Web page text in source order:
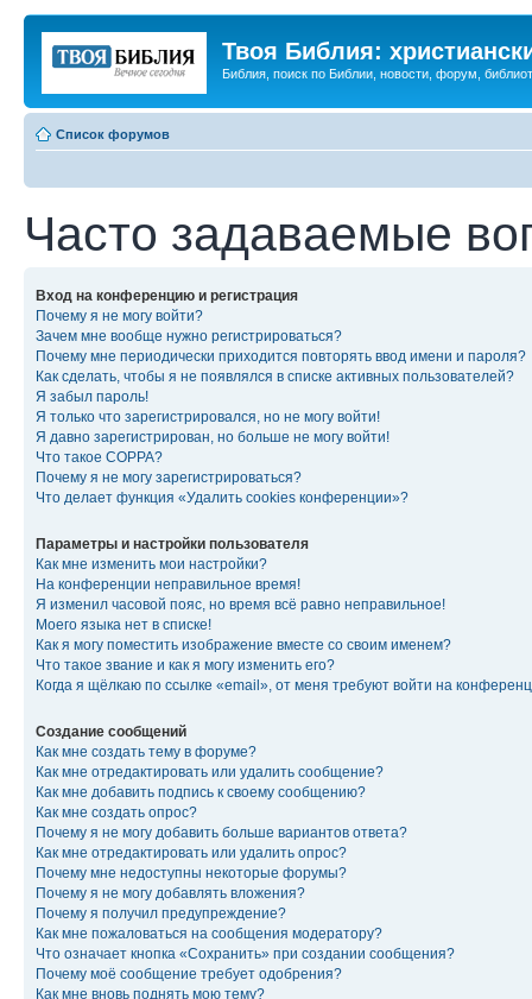
Твоя Библия:
Библия, поиск по Библии, новости, форум,
Список форумов
Часто задаваемые
Вход на конференцию и регистрация
Почему я не могу войти?
Зачем мне вообще нужно регистрироваться?
Почему мне периодически приходится повторять ввод имени и пароля?
Как сделать, чтобы я не появлялся в списке активных пользователей?
Я забыл пароль!
Я только что зарегистрировался, но не могу войти!
Я давно зарегистрирован, но больше не могу войти!
Что такое COPPA?
Почему я не могу зарегистрироваться?
Что делает функция «Удалить cookies конференции»?
Параметры и настройки пользователя
Как мне изменить мои настройки?
На конференции неправильное время!
Я изменил часовой пояс, но время всё равно неправильное!
Моего языка нет в списке!
Как я могу поместить изображение вместе со своим именем?
Что такое звание и как я могу изменить его?
Когда я щёлкаю по ссылке «email», от меня требуют войти на
Создание сообщений
Как мне создать тему в форуме?
Как мне отредактировать или удалить сообщение?
Как мне добавить подпись к своему сообщению?
Как мне создать опрос?
Почему я не могу добавить больше вариантов ответа?
Как мне отредактировать или удалить опрос?
Почему мне недоступны некоторые форумы?
Почему я не могу добавлять вложения?
Почему я получил предупреждение?
Как мне пожаловаться на сообщения модератору?
Что означает кнопка «Сохранить» при создании сообщения?
Почему моё сообщение требует одобрения?
Как мне вновь поднять мою тему?